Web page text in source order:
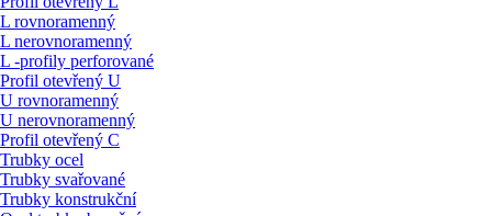
L rovnoramenný
L nerovnoramenný
L -profily perforované
Profil otevřený U
U rovnoramenný
U nerovnoramenný
Profil otevřený C
Trubky ocel
Trubky svařované
Trubky konstrukční